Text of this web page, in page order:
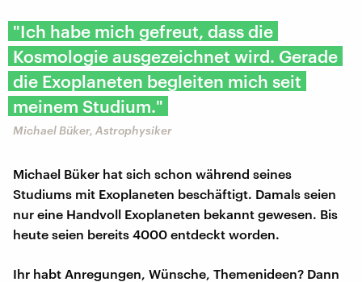
"Ich habe mich gefreut, dass die
Kosmologie ausgezeichnet wird. Gerade
die Exoplaneten begleiten mich seit
meinem Studium."
Michael Büker, Astrophysiker
Michael Büker hat sich schon während seines
Studiums mit Exoplaneten beschäftigt. Damals seien
nur eine Handvoll Exoplaneten bekannt gewesen. Bis
heute seien bereits 4000 entdeckt worden.
Ihr habt Anregungen, Wünsche, Themenideen? Dann